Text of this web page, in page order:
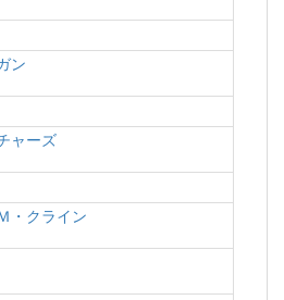
ン
ャーズ
・クライン